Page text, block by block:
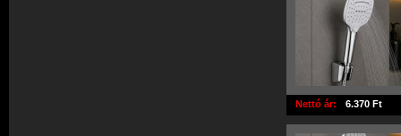
Nettó ár: 6.370 Ft